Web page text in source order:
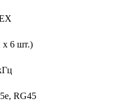
х 6 шт.)
RG45